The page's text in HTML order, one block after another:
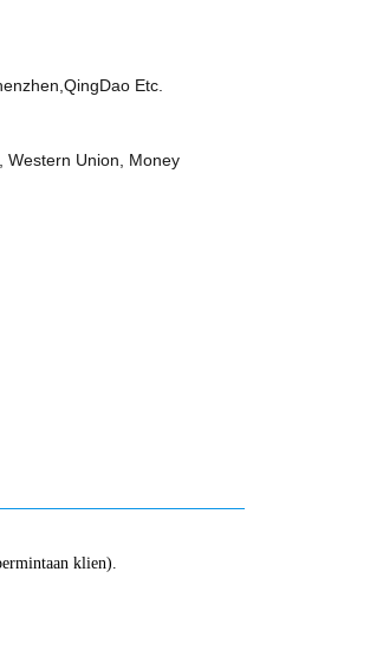
Etc.
Western Union, Money
klien).